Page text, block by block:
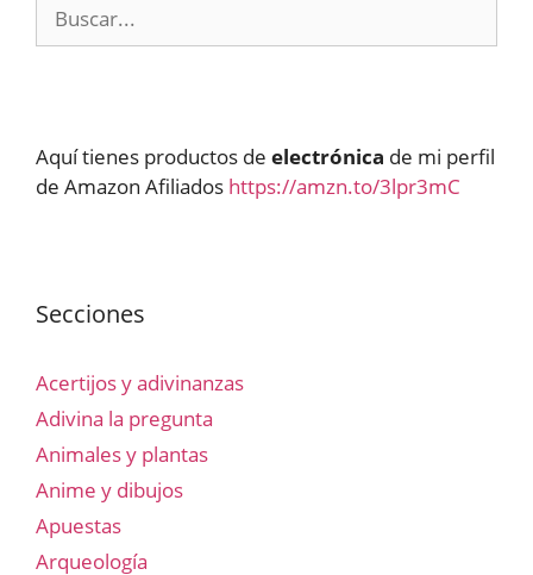
Aquí tienes productos de electrónica de mi perfil
de Amazon Afiliados https://amzn.to/3lpr3mC
Secciones
Acertijos y adivinanzas
Adivina la pregunta
Animales y plantas
Anime y dibujos
Apuestas
Arqueología